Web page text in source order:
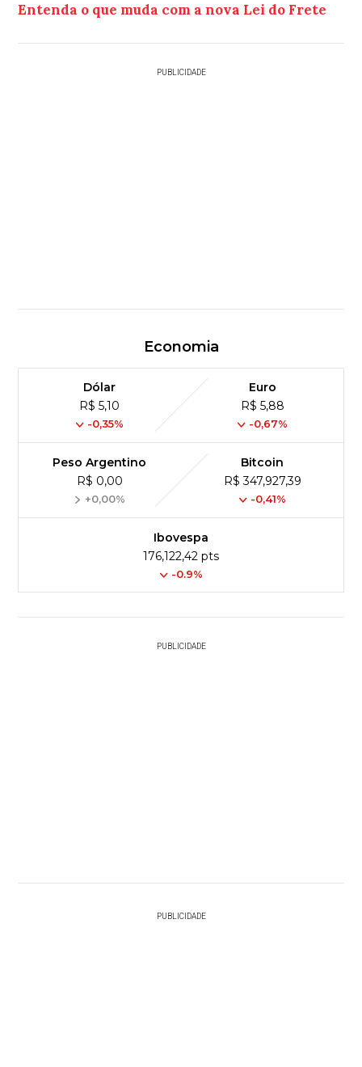
Entenda o que muda com a nova Lei do Frete
PUBLICIDADE
Economia
Dólar
R$ 5,10
-0,35%
Euro
R$ 5,88
-0,67%
Peso Argentino
R$ 0,00
+0,00%
Bitcoin
R$ 347,927,39
-0,41%
Ibovespa
176,122,42 pts
-0.9%
PUBLICIDADE
PUBLICIDADE